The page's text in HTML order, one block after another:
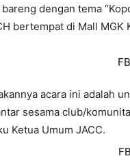
dengan tema
bertempat di Mall MGK
acara ini adalah
sesama club/
Ketua Umum JACC.